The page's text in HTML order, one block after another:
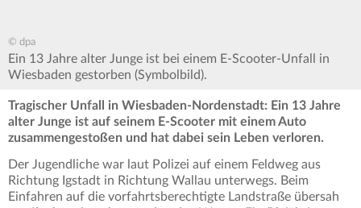
© dpa
Ein 13 Jahre alter Junge ist bei einem E-Scooter-Unfall in
Wiesbaden gestorben (Symbolbild).
Tragischer Unfall in Wiesbaden-Nordenstadt: Ein 13 Jahre
alter Junge ist auf seinem E-Scooter mit einem Auto
zusammengestoßen und hat dabei sein Leben verloren.
Der Jugendliche war laut Polizei auf einem Feldweg aus
Richtung Igstadt in Richtung Wallau unterwegs. Beim
Einfahren auf die vorfahrtsberechtigte Landstraße übersah